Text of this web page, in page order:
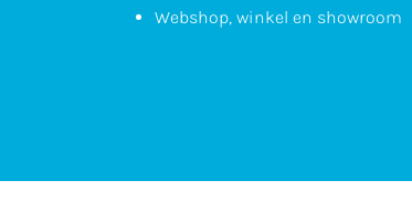
Webshop, winkel en showroom